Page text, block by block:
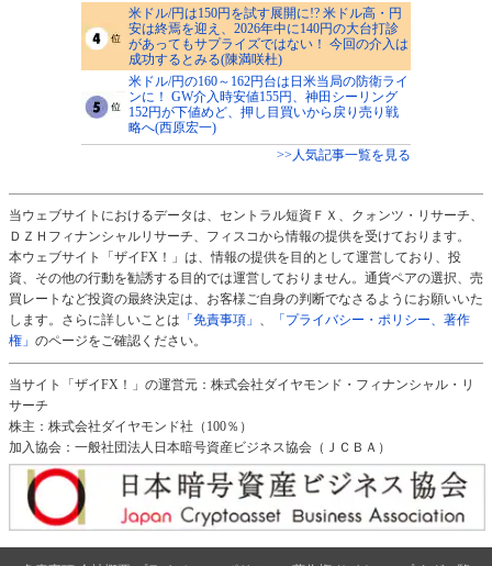
米ドル/円は150円を試す展開に!? 米ドル高・円
安は終焉を迎え、2026年中に140円の大台打診
があってもサプライズではない！ 今回の介入は
成功するとみる(陳満咲杜)
米ドル/円の160～162円台は日米当局の防衛ライ
ンに！ GW介入時安値155円、神田シーリング
152円が下値めど、押し目買いから戻り売り戦
略へ(西原宏一)
>>人気記事一覧を見る
当ウェブサイトにおけるデータは、セントラル短資ＦＸ、クォンツ・リサーチ、
ＤＺＨフィナンシャルリサーチ、フィスコから情報の提供を受けております。
本ウェブサイト「ザイFX！」は、情報の提供を目的として運営しており、投
資、その他の行動を勧誘する目的では運営しておりません。通貨ペアの選択、売
買レートなど投資の最終決定は、お客様ご自身の判断でなさるようにお願いいた
します。さらに詳しいことは 「免責事項」 、
「プライバシー・ポリシー、著作
権」 のページをご確認ください。
当サイト「ザイFX！」の運営元：株式会社ダイヤモンド・フィナンシャル・リ
サーチ
株主：株式会社ダイヤモンド社（100％）
加入協会：一般社団法人日本暗号資産ビジネス協会（ＪＣＢＡ）